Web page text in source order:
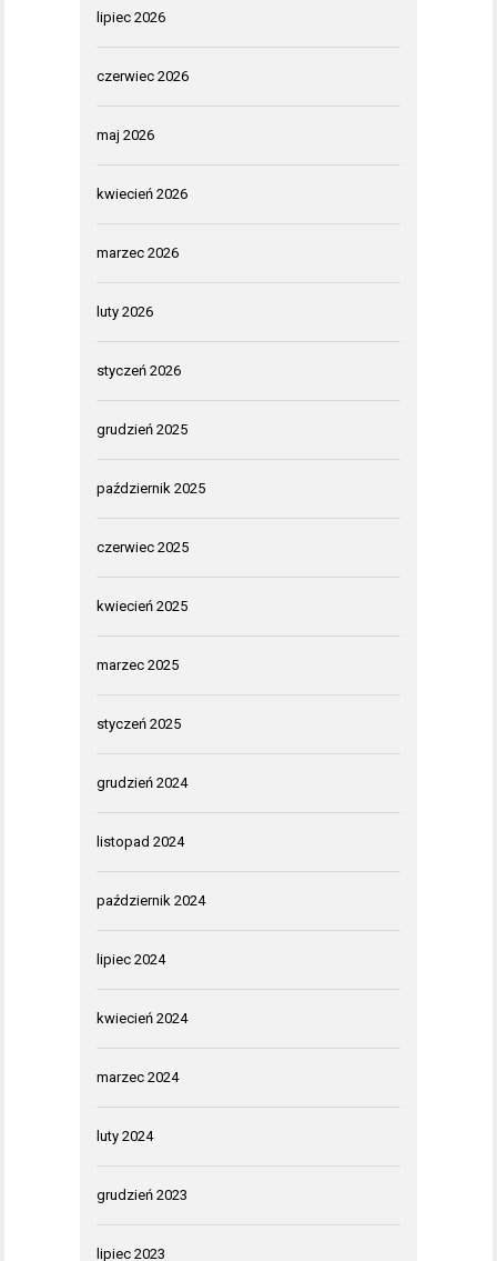
lipiec 2026
czerwiec 2026
maj 2026
kwiecień 2026
marzec 2026
luty 2026
styczeń 2026
grudzień 2025
październik 2025
czerwiec 2025
kwiecień 2025
marzec 2025
styczeń 2025
grudzień 2024
listopad 2024
październik 2024
lipiec 2024
kwiecień 2024
marzec 2024
luty 2024
grudzień 2023
lipiec 2023